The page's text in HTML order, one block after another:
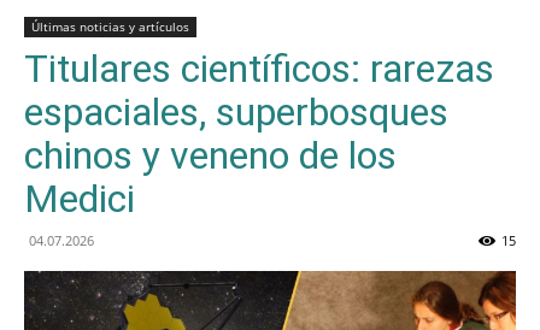
Últimas noticias y artículos
Titulares científicos: rarezas
espaciales, superbosques
chinos y veneno de los
Medici
04.07.2026 15